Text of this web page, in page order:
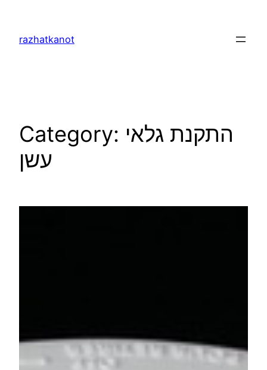
content
razhatkanot
Category: התקנת גלאי
עשן